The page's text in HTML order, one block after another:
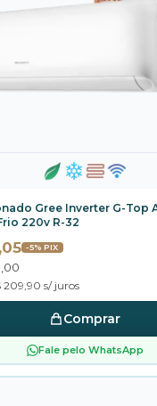
Gree Inverter G-Top
220v R-32
-5% PIX
209,90 s/ juros
Comprar
Fale pelo WhatsApp